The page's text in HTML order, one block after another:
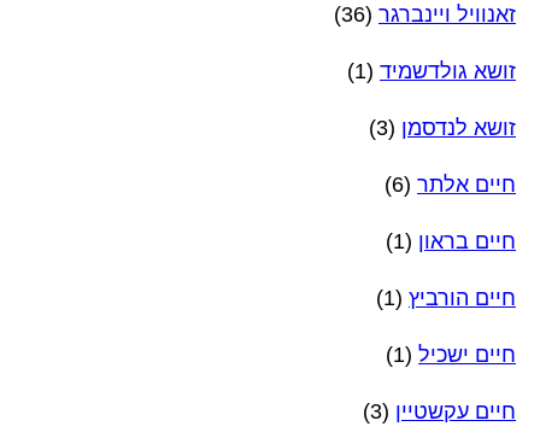
זאנוויל ויינברגר (36)
זושא גולדשמיד (1)
זושא לנדסמן (3)
חיים אלתר (6)
חיים בראון (1)
חיים הורביץ (1)
חיים ישכיל (1)
חיים עקשטיין (3)